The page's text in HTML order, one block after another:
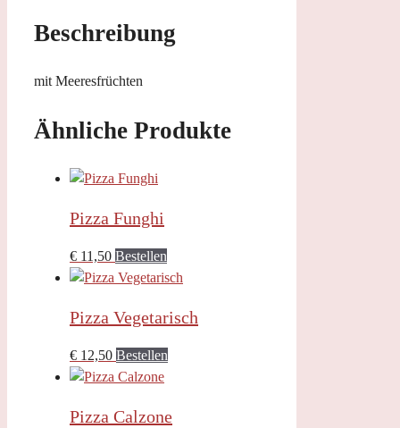
Beschreibung
mit Meeresfrüchten
Ähnliche Produkte
Pizza Funghi
€ 11,50 Bestellen
Pizza Vegetarisch
€ 12,50 Bestellen
Pizza Calzone